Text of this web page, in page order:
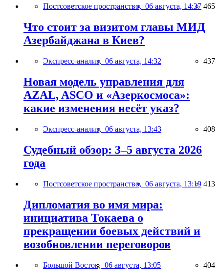
Постсоветское пространство, 06 августа, 14:37 465
Что стоит за визитом главы МИД
Азербайджана в Киев?
Экспресс-анализ, 06 августа, 14:32 437
Новая модель управления для
AZAL, ASCO и «Азеркосмоса»:
какие изменения несёт указ?
Экспресс-анализ, 06 августа, 13:43 408
Судебный обзор: 3–5 августа 2026
года
Постсоветское пространство, 06 августа, 13:19 413
Дипломатия во имя мира:
инициатива Токаева о
прекращении боевых действий и
возобновлении переговоров
Большой Восток, 06 августа, 13:05 404